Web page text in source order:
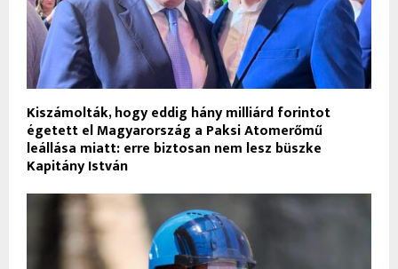
Kiszámolták, hogy eddig hány milliárd forintot
égetett el Magyarország a Paksi Atomerőmű
leállása miatt: erre biztosan nem lesz büszke
Kapitány István